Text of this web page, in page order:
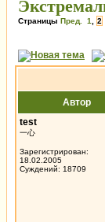
Страницы Пред. 1 2
Автор
test
一心
Зарегистрирован:
18.02.2005
Суждений: 18709